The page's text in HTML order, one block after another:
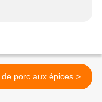
Rôti de porc aux épices >